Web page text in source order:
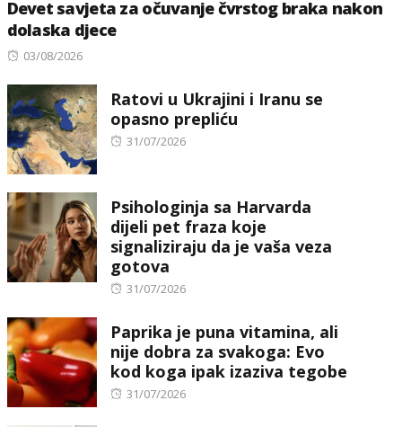
Devet savjeta za očuvanje čvrstog braka nakon
dolaska djece
Posted
03/08/2026
Ratovi u Ukrajini i Iranu se
opasno prepliću
Posted
31/07/2026
Psihologinja sa Harvarda
dijeli pet fraza koje
signaliziraju da je vaša veza
gotova
Posted
31/07/2026
Paprika je puna vitamina, ali
nije dobra za svakoga: Evo
kod koga ipak izaziva tegobe
Posted
31/07/2026